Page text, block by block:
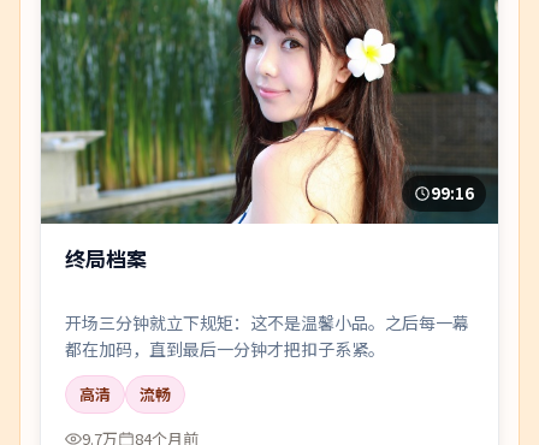
99:16
终局档案
开场三分钟就立下规矩：这不是温馨小品。之后每一幕
都在加码，直到最后一分钟才把扣子系紧。
高清
流畅
9.7万
84个月前